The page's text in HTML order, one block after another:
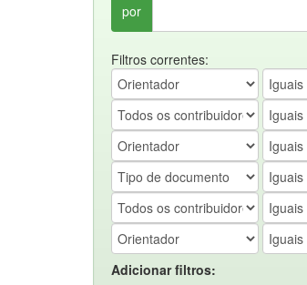
por
Filtros correntes:
Adicionar filtros: